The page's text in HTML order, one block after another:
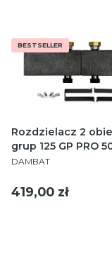
BESTSELLER
Rozdzielacz 2
grup 125 GP PRO
PRODUCENT
DAMBAT
Cena
419,00 zł